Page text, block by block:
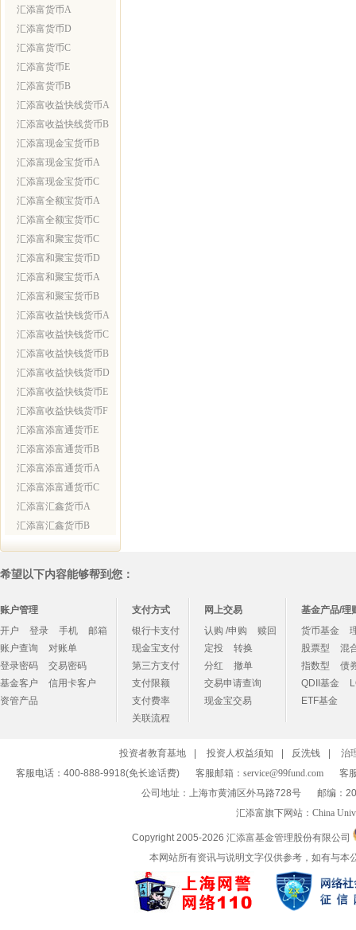
汇添富货币A
汇添富货币D
汇添富货币C
汇添富货币E
汇添富货币B
汇添富收益快线货币A
汇添富收益快线货币B
汇添富现金宝货币B
汇添富现金宝货币A
汇添富现金宝货币C
汇添富全额宝货币A
汇添富全额宝货币C
汇添富和聚宝货币C
汇添富和聚宝货币D
汇添富和聚宝货币A
汇添富和聚宝货币B
汇添富收益快钱货币A
汇添富收益快钱货币C
汇添富收益快钱货币B
汇添富收益快钱货币D
汇添富收益快钱货币E
汇添富收益快钱货币F
汇添富添富通货币E
汇添富添富通货币B
汇添富添富通货币A
汇添富添富通货币C
汇添富汇鑫货币A
汇添富汇鑫货币B
希望以下内容能够帮到您：
账户管理
开户
登录 手机
邮箱
账户查询
对账单
登录密码
交易密码
基金客户
信用卡客户
资管产品
支付方式
银行卡支付
现金宝支付
第三方支付
支付限额
支付费率
关联流程
网上交易
认购 /申购
赎回
定投
转换
分红
撤单
交易申请查询
现金宝交易
基金产品/理
货币基金
股票型
混
指数型
债
QDII基金
ETF基金
投资者教育基地 投资人权益须知 反洗钱
治
客服电话：400-888-9918(免长途话费)
客服邮箱： service@99fund.com
客
公司地址：上海市黄浦区外马路728号
邮编：
汇添富旗下网站： China
Copyright 2005-2026 汇添富基金管理股份有限公司
本网站所有资讯与说明文字仅供参考，如有与本